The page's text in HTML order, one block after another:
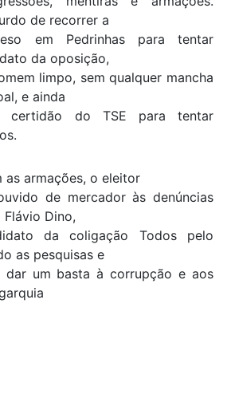
de recorrer a
em Pedrinhas para tentar
da oposição,
limpo, sem qualquer mancha
e ainda
certidão do TSE para tentar
as armações, o eleitor
de mercador às denúncias
Dino,
da coligação Todos pelo
as pesquisas e
dar um basta à corrupção e aos